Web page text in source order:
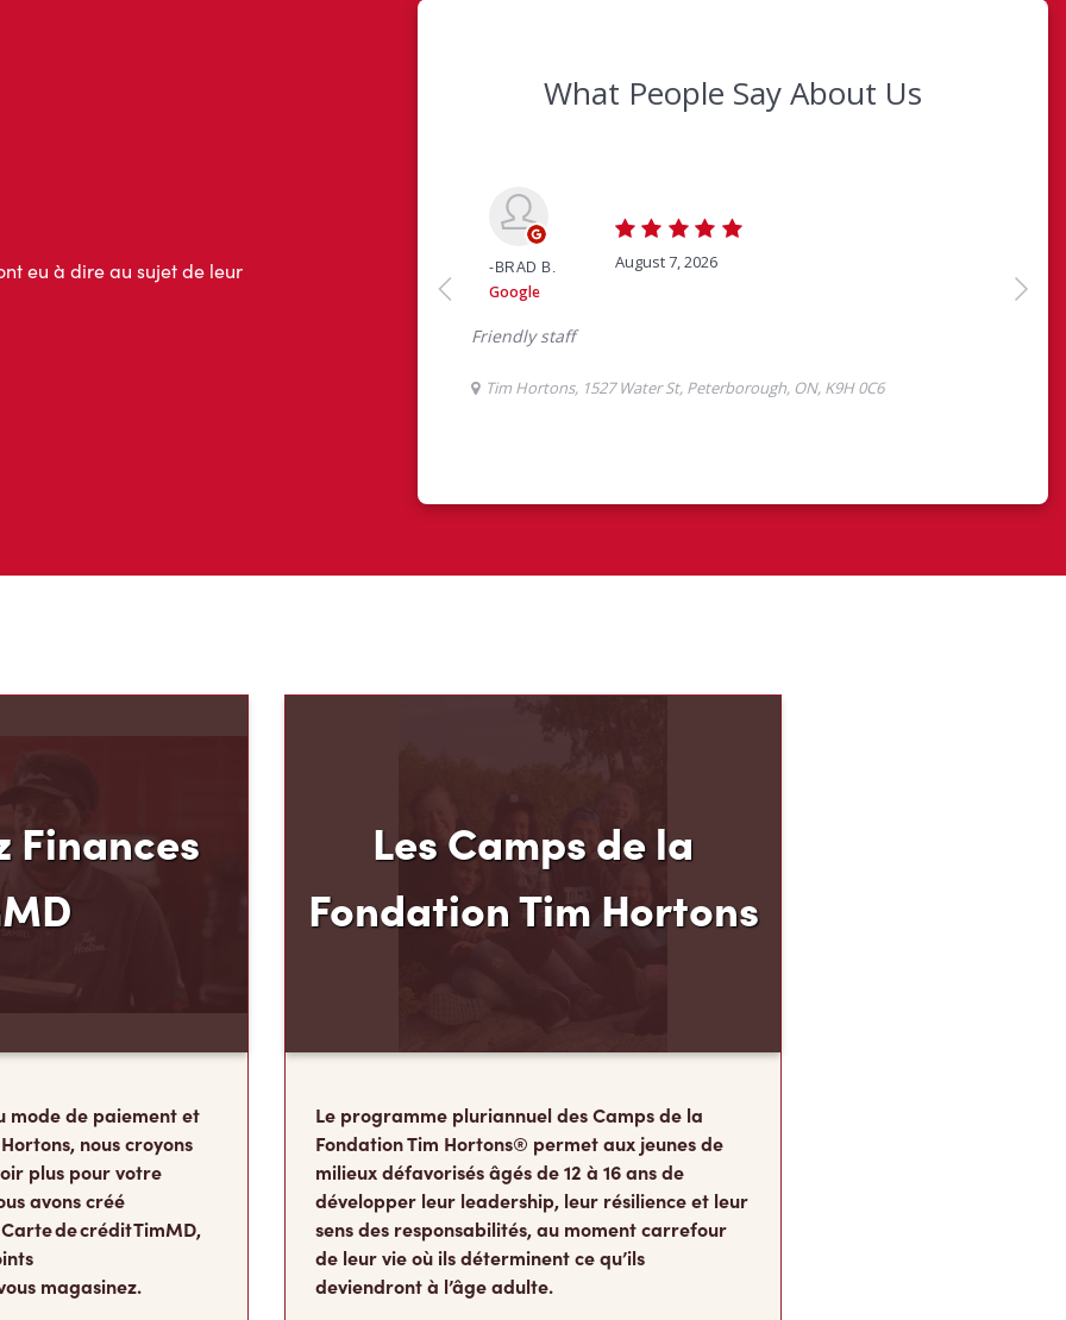
de paiement et
nous croyons
plus pour votre
avons créé
de crédit TimMD,
Les Camps de la
Le programme pluriannuel des Camps de la
Fondation Tim Hortons® permet aux jeunes de
milieux défavorisés âgés de 12 à 16 ans de
développer leur leadership, leur résilience et leur
sens des responsabilités, au moment carrefour